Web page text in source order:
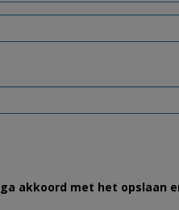
akkoord met het opslaan